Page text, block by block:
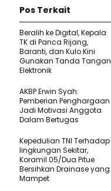
Pos Terkait
Beralih ke Digital, Kepala
TK di Panca Rijang,
Baranti, dan Kulo Kini
Gunakan Tanda Tangan
Elektronik
AKBP Erwin Syah:
Pemberian Penghargaan
Jadi Motivasi Anggota
Dalam Bertugas
Kepedulian TNI Terhadap
lingkungan Sekitar,
Koramil 05/Dua Pitue
Bersihkan Drainase yang
Mampet